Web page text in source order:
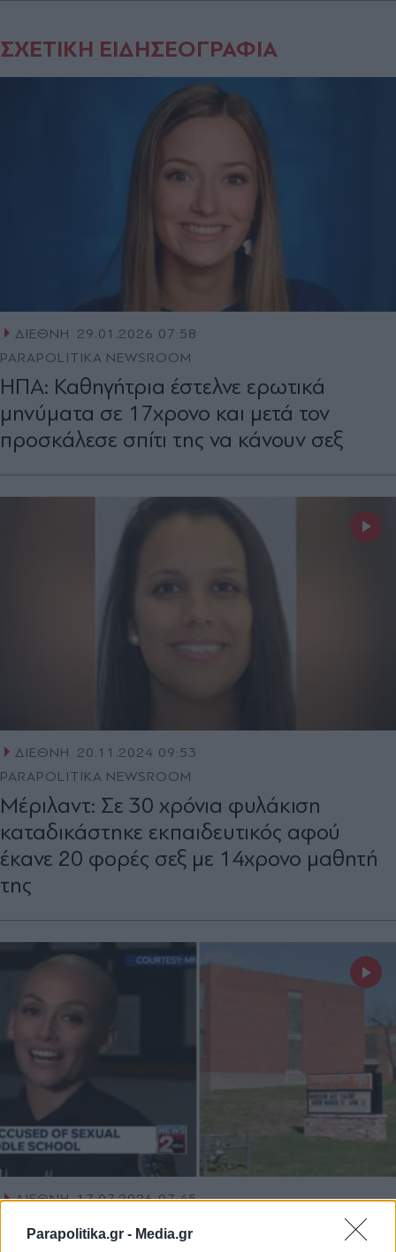
Parapolitika.gr - Media.gr
ΣΧΕΤΙΚΗ ΕΙΔΗΣΕΟΓΡΑΦΙΑ
ΔΙΕΘΝΗ
29.01.2026 07:58
PARAPOLITIKA NEWSROOM
ΗΠΑ: Καθηγήτρια έστελνε ερωτικά
μηνύματα σε 17χρονο και μετά τον
προσκάλεσε σπίτι της να κάνουν σεξ
ΔΙΕΘΝΗ
20.11.2024 09:53
PARAPOLITIKA NEWSROOM
Μέριλαντ: Σε 30 χρόνια φυλάκιση
καταδικάστηκε εκπαιδευτικός αφού
έκανε 20 φορές σεξ με 14χρονο μαθητή
της
ΔΙΕΘΝΗ 17.07.2026 07:45